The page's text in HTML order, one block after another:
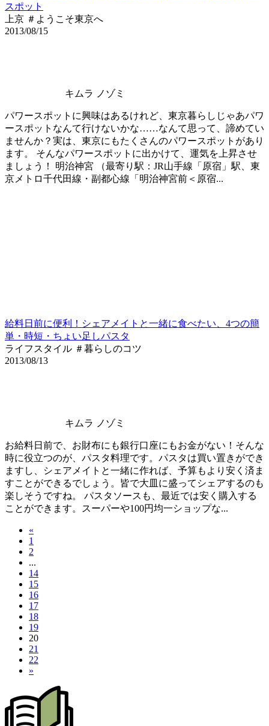
スポット
上京 ＃ようこそ東京へ
2013/08/15
キムラ ノゾミ
パワースポットに興味はあるけれど、東京暮らしじゃあパワ
ースポットなんて行けないかな……なんて思って、諦めてい
ませんか？実は、東京にもたくさんのパワースポットがあり
ます。 そんなパワースポットに出かけて、運気を上昇させ
ましょう！ 明治神宮 （最寄り駅：JR山手線「原宿」駅、東
京メトロ千代田線・副都心線「明治神宮前＜原宿...
給料日前に便利！シェアメイトと一緒に食べたい、4つの簡
単・時短・ちょい足しパスタ
ライフスタイル ＃暮らしのコツ
2013/08/13
キムラ ノゾミ
お給料日前で、お財布にも銀行口座にもお金がない！そんな
時に役立つのが、パスタ料理です。パスタは買い置きができ
ますし、シェアメイトと一緒に作れば、予算もより安く済ま
すことができるでしょう。皆で大皿に盛ってシェアするのも
楽しそうですね。 パスタソースも、最近では安く購入する
ことができます。スーパーや100円均一ショップな...
«
1
2
...
14
15
16
17
18
19
20
21
22
»